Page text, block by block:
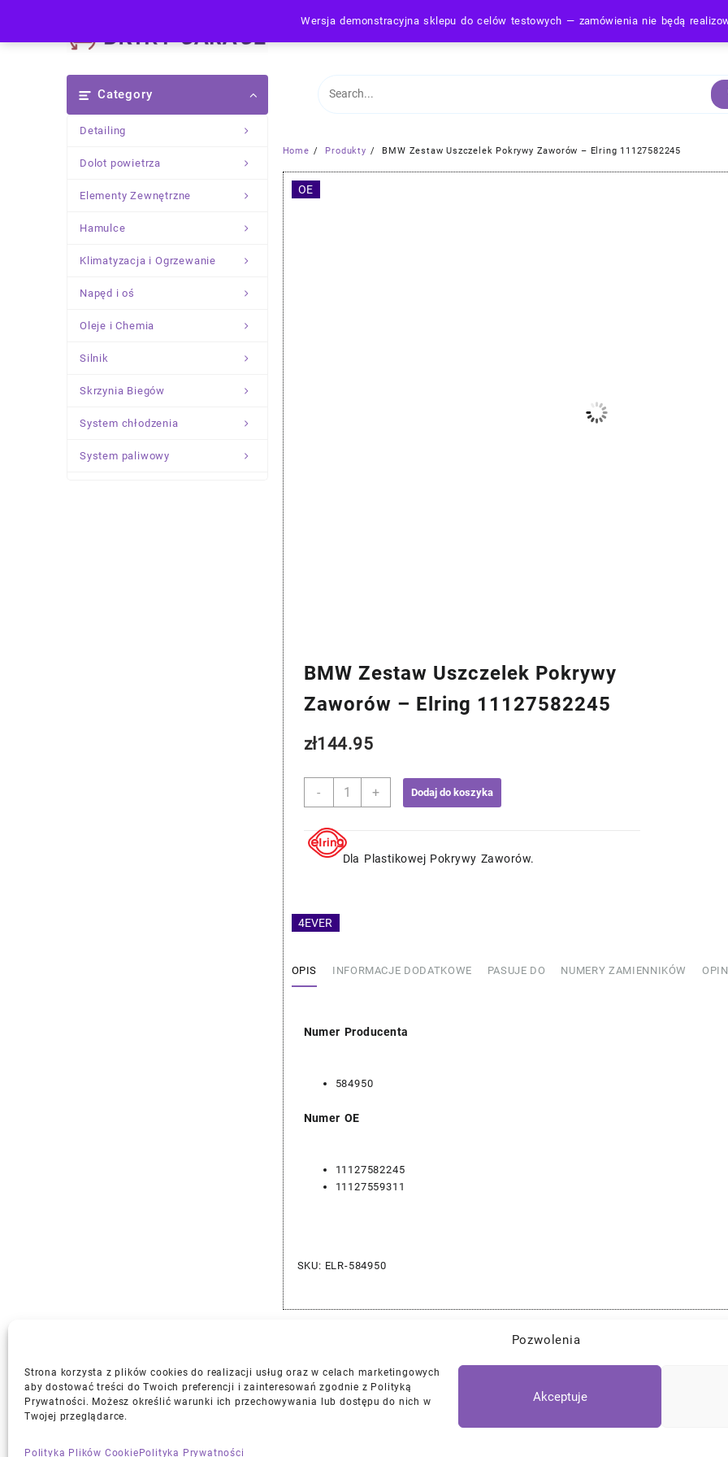
Pozwolenia
Strona korzysta z plików cookies do realizacji usług oraz w celach marketingowych
aby dostować treści do Twoich preferencji i zainteresowań zgodnie z Polityką
Prywatności. Możesz określić warunki ich przechowywania lub dostępu do nich w
Twojej przeglądarce.
Akceptuje
Polityka Plików Cookie Polityka Prywatności
Wersja demonstracyjna sklepu do celów testowych — zamówienia nie będą
content
Category
Detailing
Dolot powietrza
Elementy Zewnętrzne
Hamulce
Klimatyzacja i Ogrzewanie
Napęd i oś
Oleje i Chemia
Silnik
Skrzynia Biegów
System chłodzenia
System paliwowy
Home Produkty BMW Zestaw Uszczelek Pokrywy Zaworów – Elring 11127582245
OE
4EVER
BMW Zestaw Uszczelek Pokrywy
Zaworów – Elring 11127582245
zł144.95
-
ilość
Uszczelek
Pokrywy
+ Dodaj do koszyka
Dla Plastikowej Pokrywy Zaworów.
OPIS INFORMACJE DODATKOWE PASUJE DO NUMERY ZAMIENNIKÓW
Numer Producenta
584950
Numer OE
11127582245
11127559311
SKU: ELR-584950
Najlepszej Jakości Części Samochodowe z Gwarancją Dożywotnią!*
Gwarancja i Zwroty Polityka Prywatności